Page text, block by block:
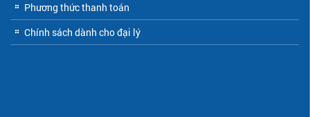
Phương thức thanh toán
Chính sách dành cho đại lý